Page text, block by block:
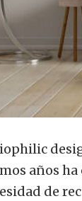
años ha
de